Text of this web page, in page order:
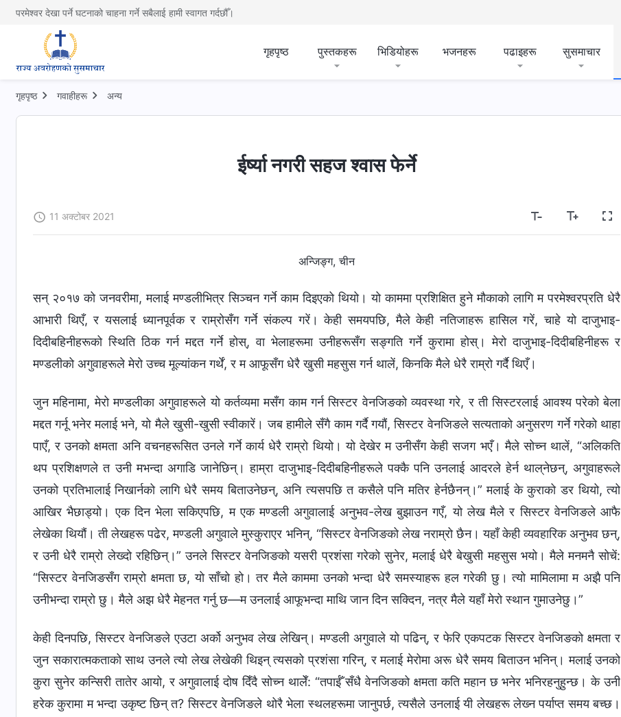
परमेश्वर देखा पर्ने घटनाको चाहना गर्ने सबैलाई हामी स्वागत गर्दछौँ।
गृहपृष्ठ पुस्तकहरू भिडियोहरू भजनहरू पढाइहरू सुसमाचार
गृहपृष्ठ गवाहीहरू अन्य
ईर्ष्या नगरी सहज श्‍वास फेर्ने
11 अक्टोबर 2021
अन्जिङ्ग, चीन
सन् २०१७ को जनवरीमा, मलाई मण्डलीभित्र सिञ्‍चन गर्ने काम दिइएको थियो। यो काममा प्रशिक्षित हुने मौकाको लागि म परमेश्‍वरप्रति धेरै
आभारी थिएँ, र यसलाई ध्यानपूर्वक र राम्रोसँग गर्ने संकल्प गरें। केही समयपछि, मैले केही नतिजाहरू हासिल गरें, चाहे यो दाजुभाइ-
दिदीबहिनीहरूको स्थिति ठिक गर्न मद्दत गर्ने होस्, वा भेलाहरूमा उनीहरूसँग सङ्गति गर्ने कुरामा होस्। मेरो दाजुभाइ-दिदीबहिनीहरू र
मण्डलीको अगुवाहरूले मेरो उच्‍च मूल्यांकन गर्थें, र म आफूसँग धेरै खुसी महसुस गर्न थालें, किनकि मैले धेरै राम्रो गर्दै थिएँ।
जुन महिनामा, मेरो मण्डलीका अगुवाहरूले यो कर्तव्यमा मसँग काम गर्न सिस्टर वेनजिङको व्यवस्था गरे, र ती सिस्टरलाई आवश्य परेको बेला
मद्दत गर्नू भनेर मलाई भने, यो मैले खुसी-खुसी स्वीकारें। जब हामीले सँगै काम गर्दै गयौं, सिस्टर वेनजिङले सत्यताको अनुसरण गर्ने गरेको थाहा
पाएँ, र उनको क्षमता अनि वचनहरूसित उनले गर्ने कार्य धेरै राम्रो थियो। यो देखेर म उनीसँग केही सजग भएँ। मैले सोच्न थालें, “अलिकति
थप प्रशिक्षणले त उनी मभन्दा अगाडि जानेछिन्। हाम्रा दाजुभाइ-दिदीबहिनीहरूले पक्‍कै पनि उनलाई आदरले हेर्न थाल्नेछन्, अगुवाहरूले
उनको प्रतिभालाई निखार्नको लागि धेरै समय बिताउनेछन्, अनि त्यसपछि त कसैले पनि मतिर हेर्नछैनन्।” मलाई के कुराको डर थियो, त्यो
आखिर भैछाड्यो। एक दिन भेला सकिएपछि, म एक मण्डली अगुवालाई अनुभव-लेख बुझाउन गएँ, यो लेख मैले र सिस्टर वेनजिङले आफै
लेखेका थियौं। ती लेखहरू पढेर, मण्डली अगुवाले मुस्कुराएर भनिन्, “सिस्टर वेनजिङको लेख नराम्रो छैन। यहाँ केही व्यवहारिक अनुभव छन्,
र उनी धेरै राम्रो लेख्दो रहिछिन्।” उनले सिस्टर वेनजिङको यसरी प्रशंसा गरेको सुनेर, मलाई धेरै बेखुसी महसुस भयो। मैले मनमनै सोचें:
“सिस्टर वेनजिङसँग राम्रो क्षमता छ, यो साँचो हो। तर मैले काममा उनको भन्दा धेरै समस्याहरू हल गरेकी छु। त्यो मामिलामा म अझै पनि
उनीभन्दा राम्रो छु। मैले अझ धेरै मेहनत गर्नु छ—म उनलाई आफूभन्दा माथि जान दिन सक्दिन, नत्र मैले यहाँ मेरो स्थान गुमाउनेछु।”
केही दिनपछि, सिस्टर वेनजिङले एउटा अर्को अनुभव लेख लेखिन्। मण्डली अगुवाले यो पढिन्, र फेरि एकपटक सिस्टर वेनजिङको क्षमता र
जुन सकारात्मकताको साथ उनले त्यो लेख लेखेकी थिइन् त्यसको प्रशंसा गरिन्, र मलाई मेरोमा अरू धेरै समय बिताउन भनिन्। मलाई उनको
कुरा सुनेर कन्सिरी तातेर आयो, र अगुवालाई दोष दिँदै सोच्न थालेँ: “तपाईँ सँधै वेनजिङको क्षमता कति महान छ भनेर भनिरहनुहुन्छ। के उनी
हरेक कुरामा म भन्दा उकृष्ट छिन् त? सिस्टर वेनजिङले थोरै भेला स्थलहरूमा जानुपर्छ, त्यसैले उनलाई यी लेखहरू लेख्‍न पर्याप्त समय बच्छ।